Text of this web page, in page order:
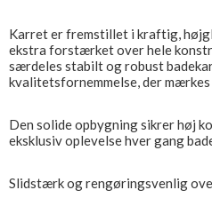
Karret er fremstillet i kraftig,
ekstra forstærket over hele
særdeles stabilt og robust
kvalitetsfornemmelse, der
Den solide opbygning sikrer høj
eksklusiv oplevelse hver gang
Slidstærk og rengøringsvenlig